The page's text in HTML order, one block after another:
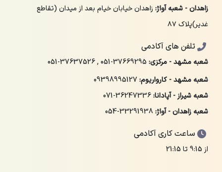
زاهدان - شعبه آواژ: زاهدان خیابان خیام بعد از میدان (تقاطع
غدیر)پلاک ۸۷
تلفن های آکادمی
شعبه مشهد - مرکزی: 051-37669295
,
051-37637526
شعبه مشهد - کارواریوم:09398995127
شعبه شیراز - آپادانا:071-36247336
شعبه زاهدان - آواژ:054-33291938
ساعت کاری آکادمی
از 9:15 تا 21:15